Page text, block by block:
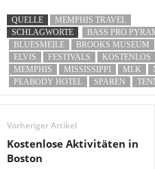
QUELLE
MEMPHIS TRAVEL
SCHLAGWORTE
BASS PRO
BLUESMEILE
BROOKS MUSEUM
ELVIS
FESTIVALS KOSTENLOS
MEMPHIS
MISSISSIPPI MLK
PEABODY HOTEL
SPAREN
Vorheriger Artikel
Kostenlose Aktivitäten in
Boston